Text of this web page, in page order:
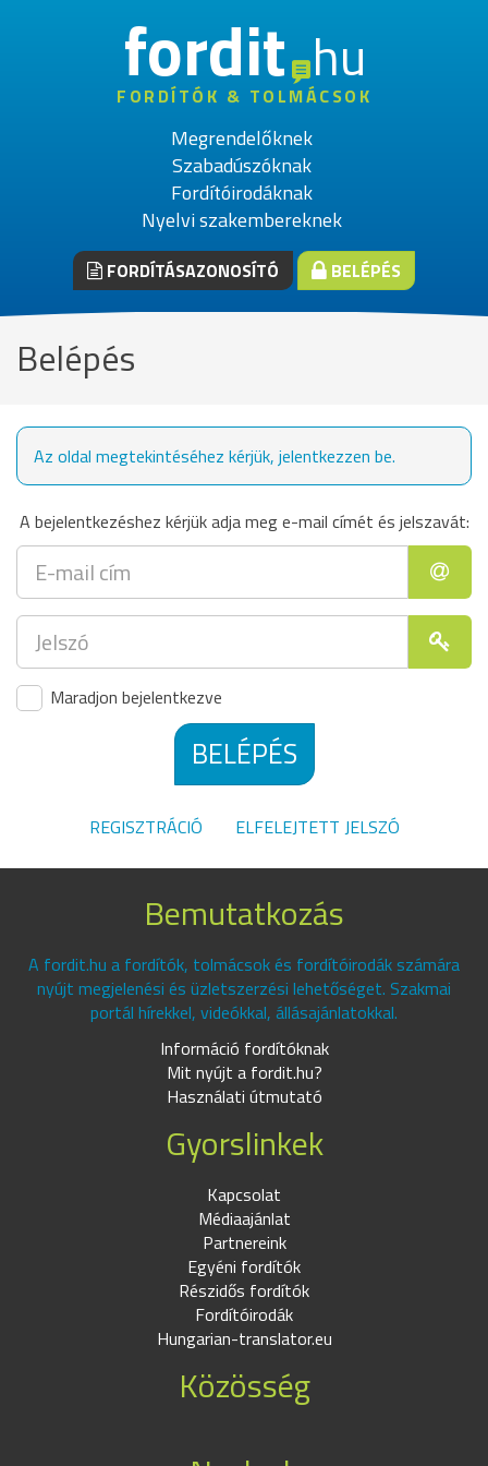
fordithu
FORDÍTÓK & TOLMÁCSOK
Megrendelőknek
Szabadúszóknak
Fordítóirodáknak
Nyelvi szakembereknek
FORDÍTÁSAZONOSÍTÓ BELÉPÉS
Belépés
Az oldal megtekintéséhez kérjük, jelentkezzen be.
A bejelentkezéshez kérjük adja meg e-mail címét és jelszavát:
Maradjon bejelentkezve
BELÉPÉS
REGISZTRÁCIÓ ELFELEJTETT JELSZÓ
Bemutatkozás
A fordit.hu a fordítók, tolmácsok és fordítóirodák számára
nyújt megjelenési és üzletszerzési lehetőséget. Szakmai
portál hírekkel, videókkal, állásajánlatokkal.
Információ fordítóknak
Mit nyújt a fordit.hu?
Használati útmutató
Gyorslinkek
Kapcsolat
Médiaajánlat
Partnereink
Egyéni fordítók
Részidős fordítók
Fordítóirodák
Hungarian-translator.eu
Közösség